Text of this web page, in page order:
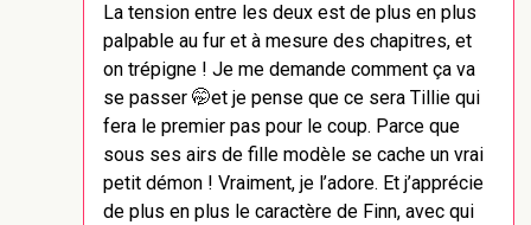
La tension entre les deux est de plus en plus
palpable au fur et à mesure des chapitres, et
on trépigne ! Je me demande comment ça va
se passer 🤭et je pense que ce sera Tillie qui
fera le premier pas pour le coup. Parce que
sous ses airs de fille modèle se cache un vrai
petit démon ! Vraiment, je l’adore. Et j’apprécie
de plus en plus le caractère de Finn, avec qui